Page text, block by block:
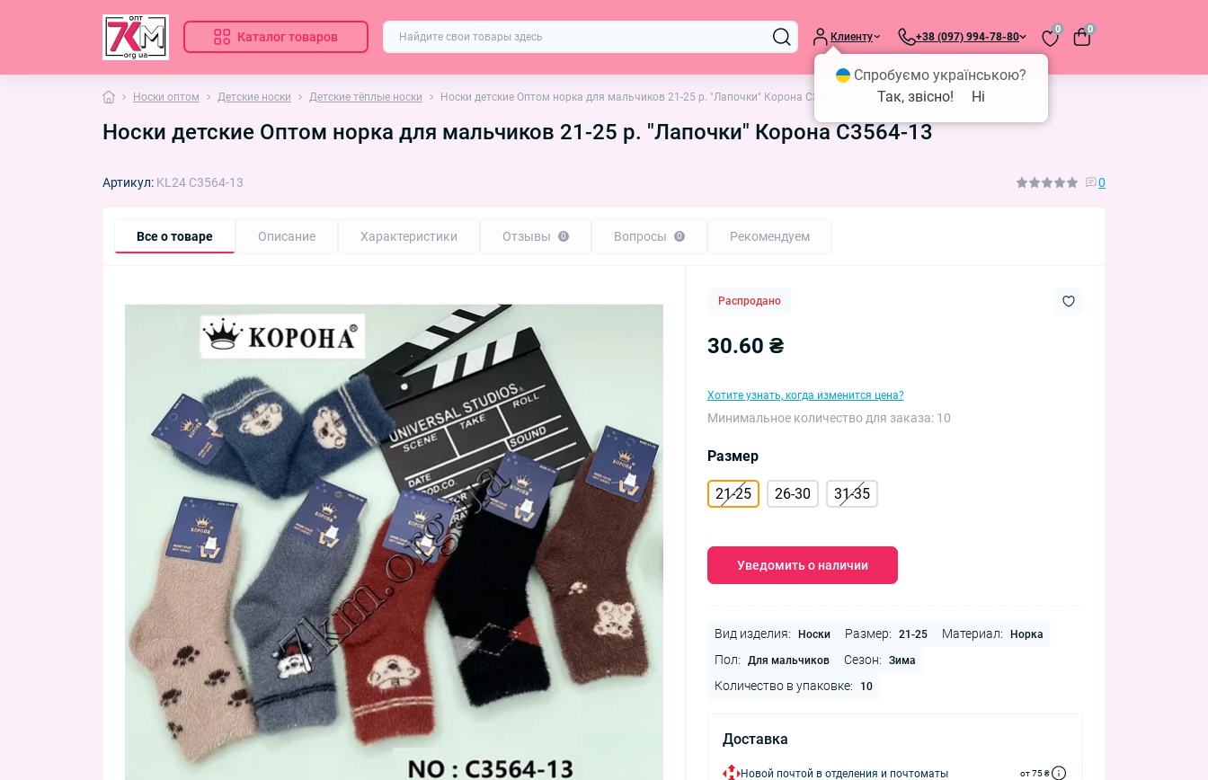
Каталог товаров Клиенту +38 (097) 994-78-80
0 0
Носки оптом Детские носки Детские тёплые носки Носки детские Оптом норка для мальчиков 21-25 р. "Лапочки" Корона C3564-13
Носки детские Оптом норка для мальчиков 21-25 р. "Лапочки" Корона C3564-13
Артикул: KL24 C3564-13 0
Все о товаре Описание Характеристики Отзывы 0 Вопросы 0 Рекомендуем
Распродано
30.60 ₴
Хотите узнать, когда изменится цена?
Минимальное количество для заказа: 10
Размер
21-25 26-30 31-35
Уведомить о наличии
Вид изделия: Носки Размер: 21-25 Материал: Норка
Пол: Для мальчиков Сезон: Зима
Количество в упаковке: 10
Доставка
Новой почтой в отделения и почтоматы от 75 ₴
Спробуємо українською?
Так, звісно!
Ні